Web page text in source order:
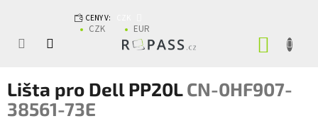
CENY V:
CZK EUR
Lišta pro Dell PP20LCN-0HF907-
38561-73E